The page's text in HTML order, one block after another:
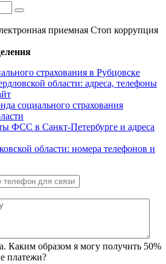
Поиск
приемная Стоп коррупция
страхования в Рубцовске
области: адреса, телефоны
социального страхования
ФСС в Санкт-Петербурге и адреса
области: номера телефонов и
Каким образом я могу получить 50%
платежи?